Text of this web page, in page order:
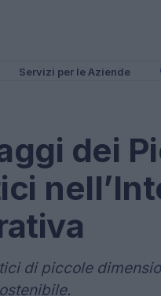
Servizi per le Aziende
dei
di piccole